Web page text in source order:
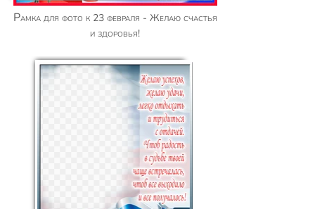
Рамка для фото к 23 февраля - Желаю счастья
и здоровья!